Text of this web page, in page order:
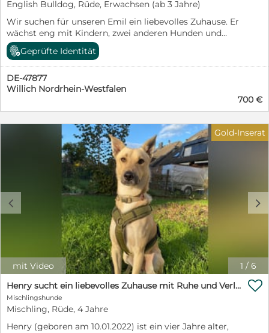
English Bulldog, Rüde, Erwachsen (ab 3 Jahre)
Wir suchen für unseren Emil ein liebevolles Zuhause. Er
wächst eng mit Kindern, zwei anderen Hunden und
einer Katze auf. Er ist fünf Jahre alt, und kastriert.. Er ist
gesellig, , fährt gerne mit in den Urlaub und ist ein ganz
Gemütlicher. Mit der Epilepsie unserer Tochter kommt
er nicht klar. Aus diesem Grund suchen wir ein sehr
liebevolles zu Hause. Gerne würden wir ihn zu lieben
Rasse auskennen und Zeit für ihn haben.
Geprüfte Identität
DE-47877
Willich Nordrhein-Westfalen
700 €
1 / 6
c d
mit Video
Gold-Inserat
Henry sucht ein liebevolles Zuhause mit Ruhe und Verlässlichkeit
Mischlingshunde
Mischling, Rüde, 4 Jahre
Henry (geboren am 10.01.2022) ist ein vier Jahre alter,
